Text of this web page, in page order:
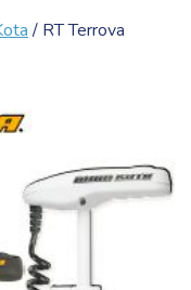
/ RT Terrova